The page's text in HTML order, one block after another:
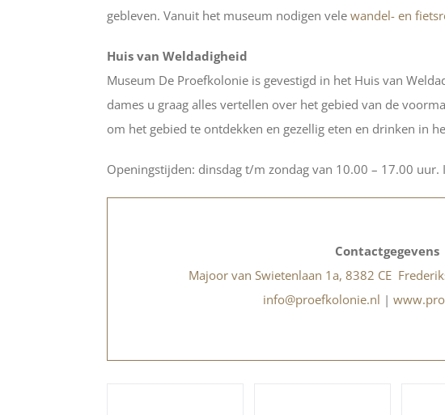
gebleven. Vanuit het museum nodigen velewandel- en
Huis van Weldadigheid
Museum De Proefkolonie is gevestigd in het Huis van
dames u graag alles vertellen over het gebied van de
om het gebied te ontdekken en gezellig eten en drinken in
Openingstijden: dinsdag t/m zondag van 10.00 – 17.00 uur.
Contactgegevens
Majoor van Swietenlaan 1a, 8382 CE
info@proefkolonie.nl |